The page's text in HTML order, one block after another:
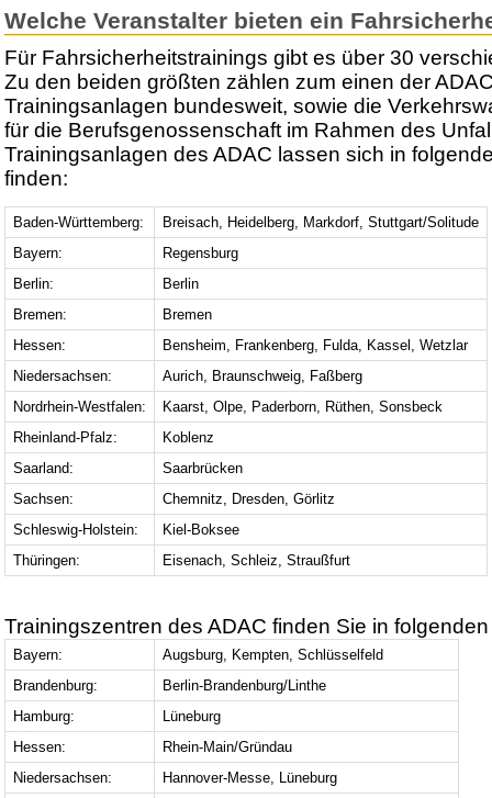
Welche Veranstalter bieten ein
Für Fahrsicherheitstrainings gibt es über 30
Zu den beiden größten zählen zum einen der
Trainingsanlagen bundesweit, sowie die
für die Berufsgenossenschaft im Rahmen des
Trainingsanlagen des ADAC lassen sich in
finden:
Baden-Württemberg:
Breisach, Heidelberg, Markdorf, Stuttgart/Solitude
Bayern:
Regensburg
Berlin:
Berlin
Bremen:
Bremen
Hessen:
Bensheim, Frankenberg, Fulda, Kassel, Wetzlar
Niedersachsen:
Aurich, Braunschweig, Faßberg
Nordrhein-Westfalen:
Kaarst, Olpe, Paderborn, Rüthen, Sonsbeck
Rheinland-Pfalz:
Koblenz
Saarland:
Saarbrücken
Sachsen:
Chemnitz, Dresden, Görlitz
Schleswig-Holstein:
Kiel-Boksee
Thüringen:
Eisenach, Schleiz, Straußfurt
Trainingszentren des ADAC finden Sie in
Bayern:
Augsburg, Kempten, Schlüsselfeld
Brandenburg:
Berlin-Brandenburg/Linthe
Hamburg:
Lüneburg
Hessen:
Rhein-Main/Gründau
Niedersachsen:
Hannover-Messe, Lüneburg